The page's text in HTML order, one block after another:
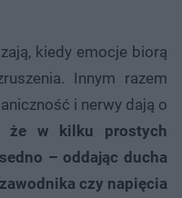
kiedy emocje biorą
Innym razem
i nerwy dają o
że w kilku prostych
– oddając ducha
czy napięcia